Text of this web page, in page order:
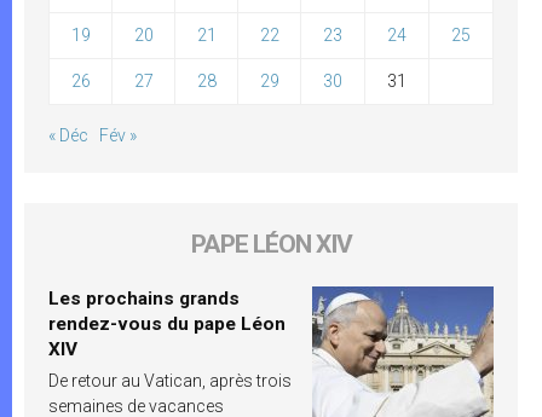
19 20 21 22 23 24 25
26 27 28 29 30 31
« Déc Fév »
PAPE LÉON XIV
Les prochains grands
rendez-vous du pape Léon
XIV
De retour au Vatican, après trois
semaines de vacances